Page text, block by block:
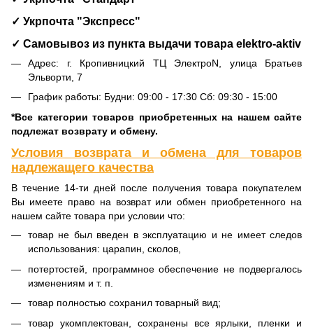
✓ Укрпочта "Экспресс"
✓ Самовывоз из пункта выдачи товара elektro-aktiv
Адрес: г. Кропивницкий ТЦ ЭлектроN, улица Братьев
Эльворти, 7
График работы: Будни: 09:00 - 17:30 Сб: 09:30 - 15:00
*Все категории товаров приобретенных на нашем сайте
подлежат возврату и обмену.
Условия возврата и обмена для товаров
надлежащего качества
В течение 14-ти дней после получения товара покупателем
Вы имеете право на возврат или обмен приобретенного на
нашем сайте товара при условии что:
товар не был введен в эксплуатацию и не имеет следов
использования: царапин, сколов,
потертостей, программное обеспечение не подвергалось
изменениям и т. п.
товар полностью сохранил товарный вид;
товар укомплектован, сохранены все ярлыки, пленки и